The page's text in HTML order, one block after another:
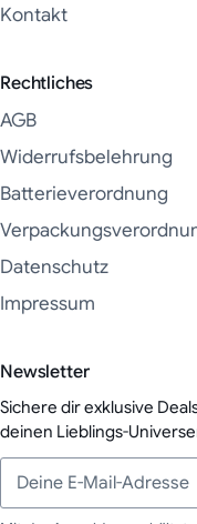
Kontakt
Rechtliches
AGB
Widerrufsbelehrung
Batterieverordnung
Datenschutz
Impressum
Newsletter
Sichere dir exklusive
deinen Lieblings-